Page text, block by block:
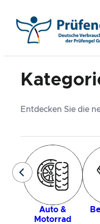
Inhalt
springen
Entdecken Sie die
Auto &
Motorrad